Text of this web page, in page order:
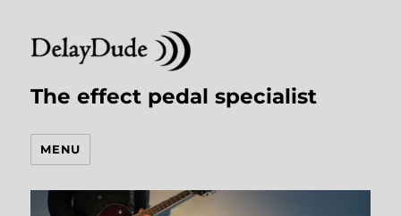
The effect pedal specialist
MENU